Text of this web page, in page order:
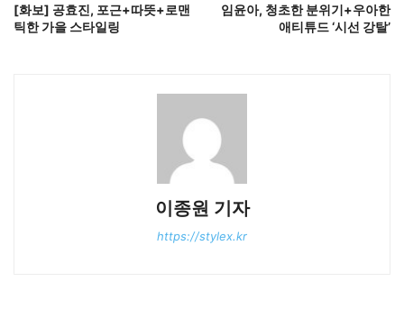
[화보] 공효진, 포근+따뜻+로맨
틱한 가을 스타일링
임윤아, 청초한 분위기+우아한
애티튜드 ‘시선 강탈’
이종원 기자
https://stylex.kr